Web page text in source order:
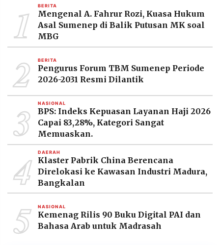
©
Resolusi.co
-
PT.
RESOLUSI
MEDIA
PRAMUDITA
1 BERITA
Mengenal A. Fahrur Rozi, Kuasa Hukum
Asal Sumenep di Balik Putusan MK soal
MBG
2 BERITA
Pengurus Forum TBM Sumenep Periode
2026-2031 Resmi Dilantik
3 NASIONAL
BPS: Indeks Kepuasan Layanan Haji 2026
Capai 83,28%, Kategori Sangat
Memuaskan.
4 DAERAH
Klaster Pabrik China Berencana
Direlokasi ke Kawasan Industri Madura,
Bangkalan
5 NASIONAL
Kemenag Rilis 90 Buku Digital PAI dan
Bahasa Arab untuk Madrasah